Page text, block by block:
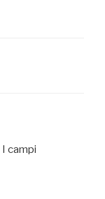
I campi